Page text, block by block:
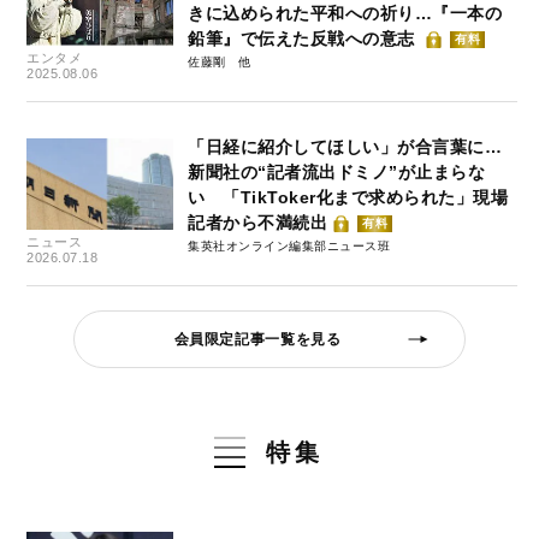
エンタメ
2025.08.06
きに込められた平和への祈り…『一本の
鉛筆』で伝えた反戦への意志
有料
佐藤剛
ニュース
2026.07.18
「日経に紹介してほしい」が合言葉に…
新聞社の“記者流出ドミノ”が止まらな
い 「TikToker化まで求められた」現場
記者から不満続出
有料
集英社オンライン編集部ニュース班
会員限定記事一覧を見る
特集